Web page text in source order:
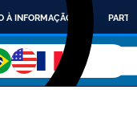
À INFORMAÇÃO